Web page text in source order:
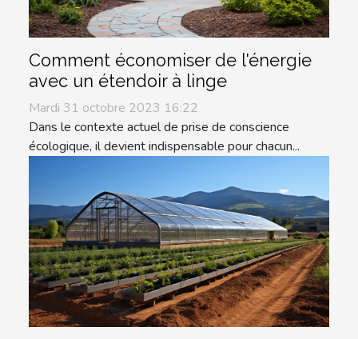
Comment économiser de l'énergie
avec un étendoir à linge
Mardi 31 octobre 2023 16:22
Dans le contexte actuel de prise de conscience
écologique, il devient indispensable pour chacun...